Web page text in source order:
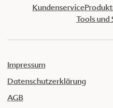
Kundenservice
Tools und
Impressum
Datenschutzerklärung
AGB